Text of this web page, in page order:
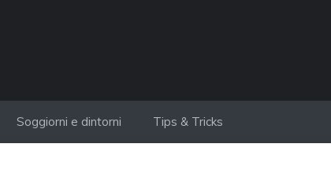
Soggiorni e dintorni Tips & Tricks